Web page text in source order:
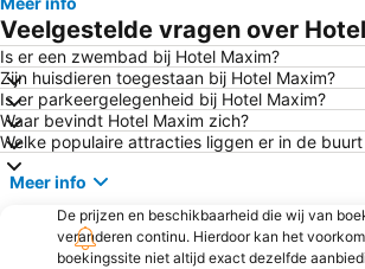
Visserskaai
Sint-
Het Witte Paard : Three Degrees
Marché de
Centrum
Lissewege
Minnewater
Sint-Michiels
Sea Life
Jan Breydel Stadium
Plage de Calais
Leopold I
Grote Markt
Boudewijn
Veelgestelde vragen over
Is er een zwembad bij Hotel Maxim?
Zijn huisdieren toegestaan bij Hotel Maxim?
Is er parkeergelegenheid bij Hotel Maxim?
Waar bevindt Hotel Maxim zich?
Welke populaire attracties liggen er in de
Meer info
De prijzen en beschikbaarheid die wij van
veranderen continu. Hierdoor kan het
boekingssite niet altijd exact dezelfde